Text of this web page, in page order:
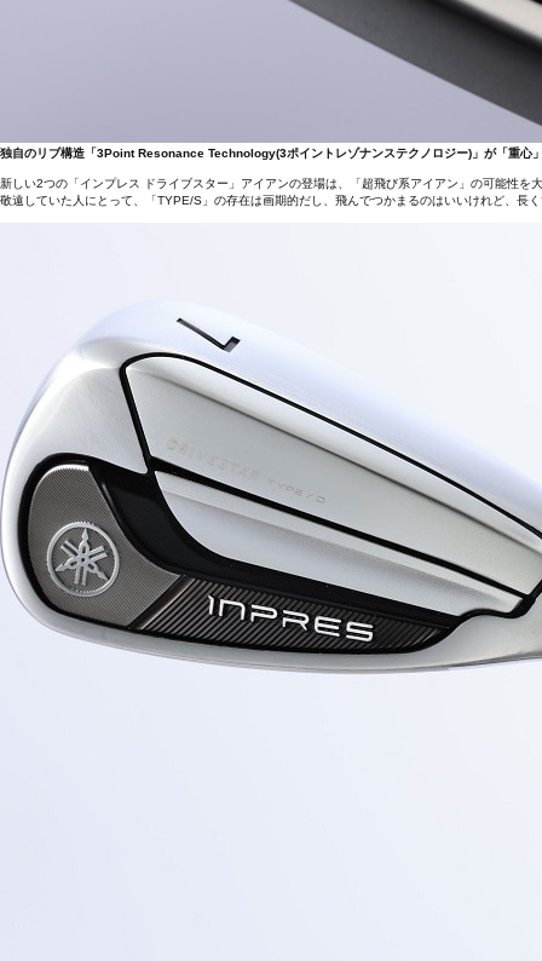
独自のリブ構造「3Point Resonance Technology(3ポイントレゾナンステクノロジー)」が「重心
新しい2つの「インプレス ドライブスター」アイアンの登場は、「超飛び系アイアン」の可能性
敬遠していた人にとって、「TYPE/S」の存在は画期的だし、飛んでつかまるのはいいけれど、